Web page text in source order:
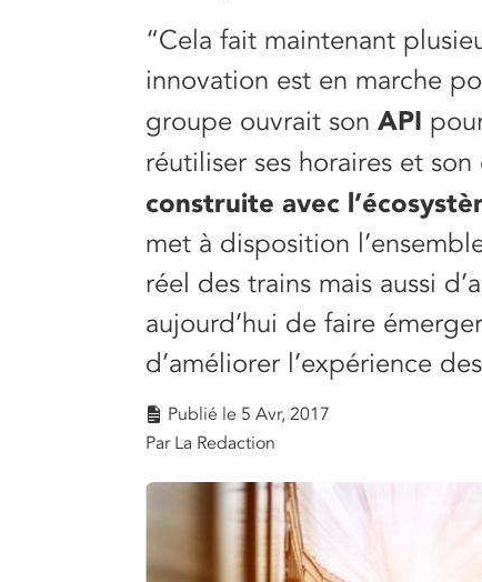
“Cela fait maintenant
innovation est en marche
groupe ouvrait sonAPI
réutiliser ses horaires et
construite avec
met à disposition
réel des trains mais aussi
aujourd’hui de faire
d’améliorer l’expérience
Publié le 5 Avr, 2017
Par La Redaction